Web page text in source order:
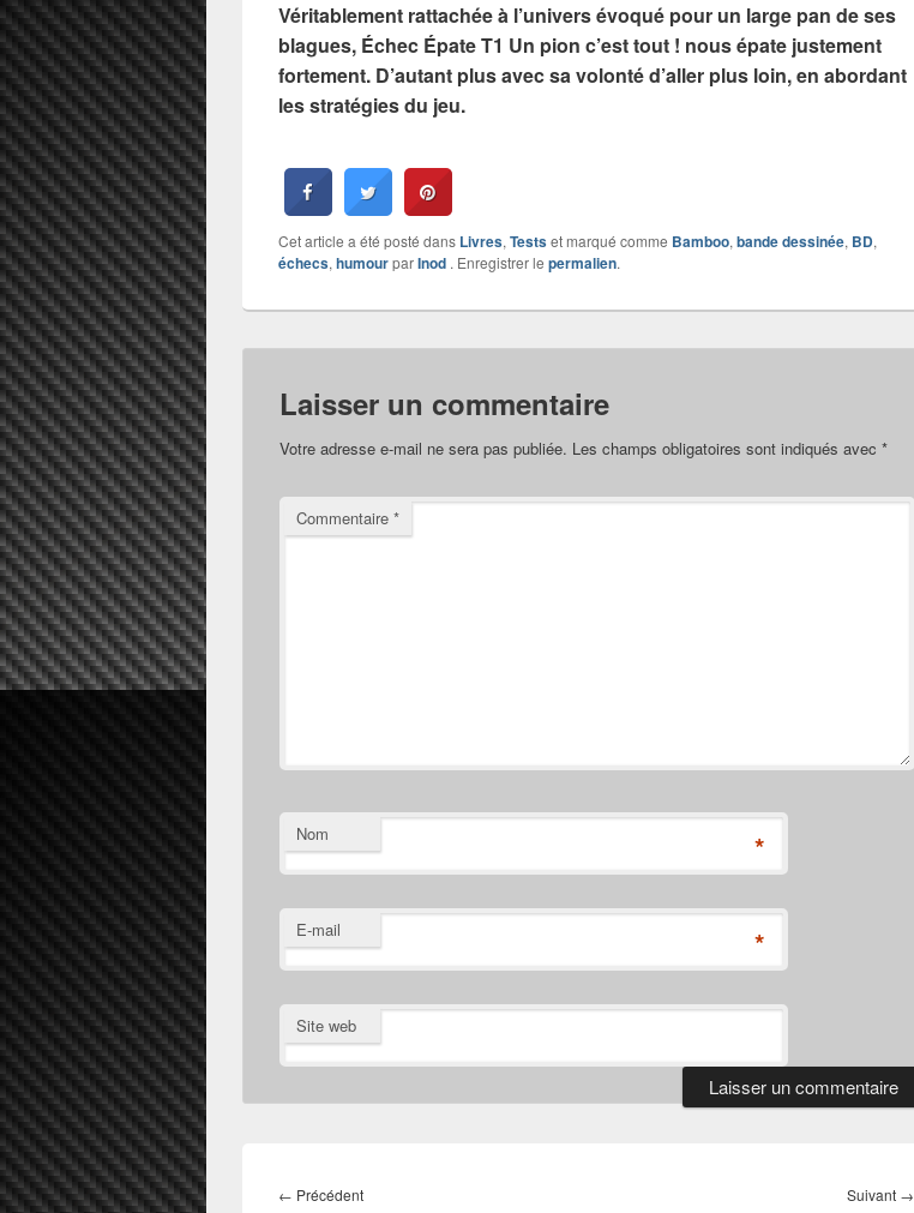
Véritablement rattachée à l’univers évoqué pour un large pan de ses
blagues, Échec Épate T1 Un pion c’est tout ! nous épate justement
fortement. D’autant plus avec sa volonté d’aller plus loin, en abordant
les stratégies du jeu.
Cet article a été posté dans Livres,Testset marqué comme Bamboo,bande dessinée, BD,
échecs,humourparInod . Enregistrer le permalien.
Laisser un commentaire
Votre adresse e-mail ne sera pas publiée. Les champs obligatoires sont indiqués avec *
Commentaire *
Nom *
E-mail *
Site web
de
← PrécédentArticle Suivant →